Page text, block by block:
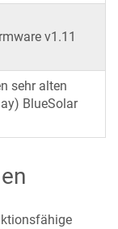
v1.11
sehr alten
BlueSolar